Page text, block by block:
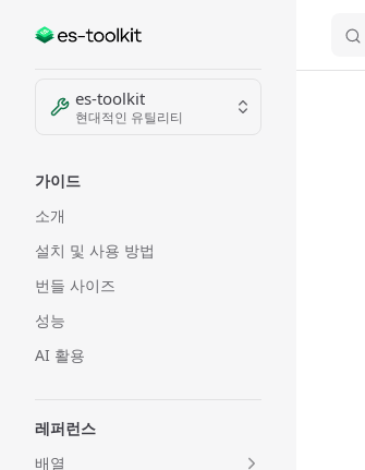
Skip to content
Sidebar Navigation
es-toolkit
현대적인 유틸리티
가이드
소개
설치 및 사용 방법
번들 사이즈
성능
AI 활용
레퍼런스
배열